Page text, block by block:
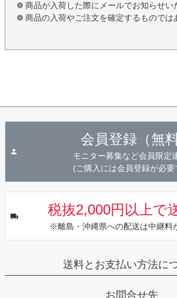
商品が入荷した際にメールでお知らせい
商品の入荷やご注文を確定するものでは
会員登録（無料
モニター募集など会員限定
(ご購入には会員登録が必要
税抜2,000円以上で
※離島・沖縄県への配送は中継料
送料とお支払い方法に
お問合せ先